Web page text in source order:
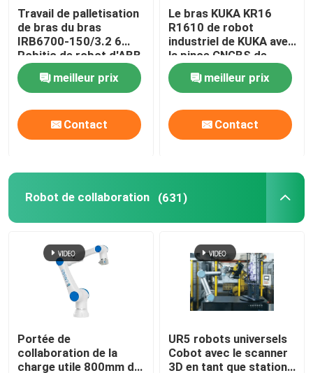
Demandez un devis
bras de robot industriel
Bras de robot de soudure
bras de palletisation de robot
Voie linéaire de robot
Positionneur de robot
Housses de protection pour robots
Travail de palletisation
de bras du bras
IRB6700-150/3.2 6
Robitic de robot d'ABB
avec la machine de
commande numérique
par ordinateur
meilleur prix
Contact
Le bras KUKA KR16
R1610 de robot
industriel de KUKA avec
la pince CNGBS de
tasse d'aspiration a
adapté la pince aux
besoins du client pour
la palletisation
meilleur prix
Contact
Robot de collaboration (631)
Portée de
collaboration de la
charge utile 800mm du
UR5 robots universels
Cobot avec le scanner
3D en tant que station